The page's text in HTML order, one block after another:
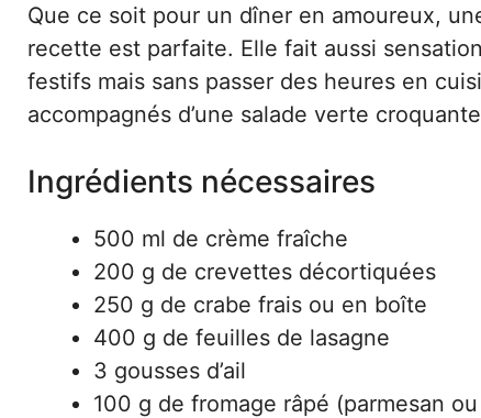
Que ce soit pour un dîner en amoureux,
recette est parfaite. Elle fait aussi
festifs mais sans passer des heures en
accompagnés d’une salade verte
Ingrédients nécessaires
500 ml de crème fraîche
200 g de crevettes décortiquées
250 g de crabe frais ou en boîte
400 g de feuilles de lasagne
3 gousses d’ail
100 g de fromage râpé (parmesan